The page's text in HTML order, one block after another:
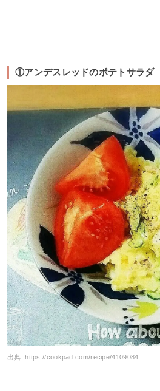
①アンデスレッドのポテトサラダ
出典: https://cookpad.com/recipe/4109084